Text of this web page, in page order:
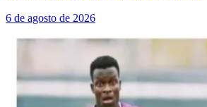
6 de agosto de 2026